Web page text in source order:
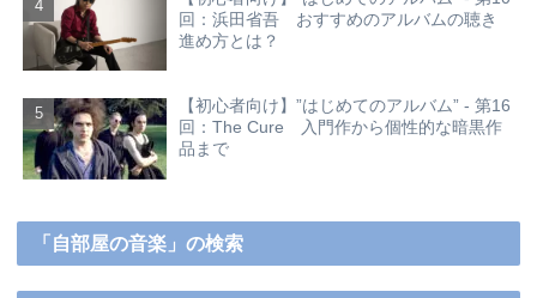
回：浜田省吾 おすすめのアルバムの聴き
進め方とは？
【初心者向け】”はじめてのアルバム” - 第16
回：The Cure 入門作から個性的な暗黒作
品まで
「自部屋の音楽」の検索